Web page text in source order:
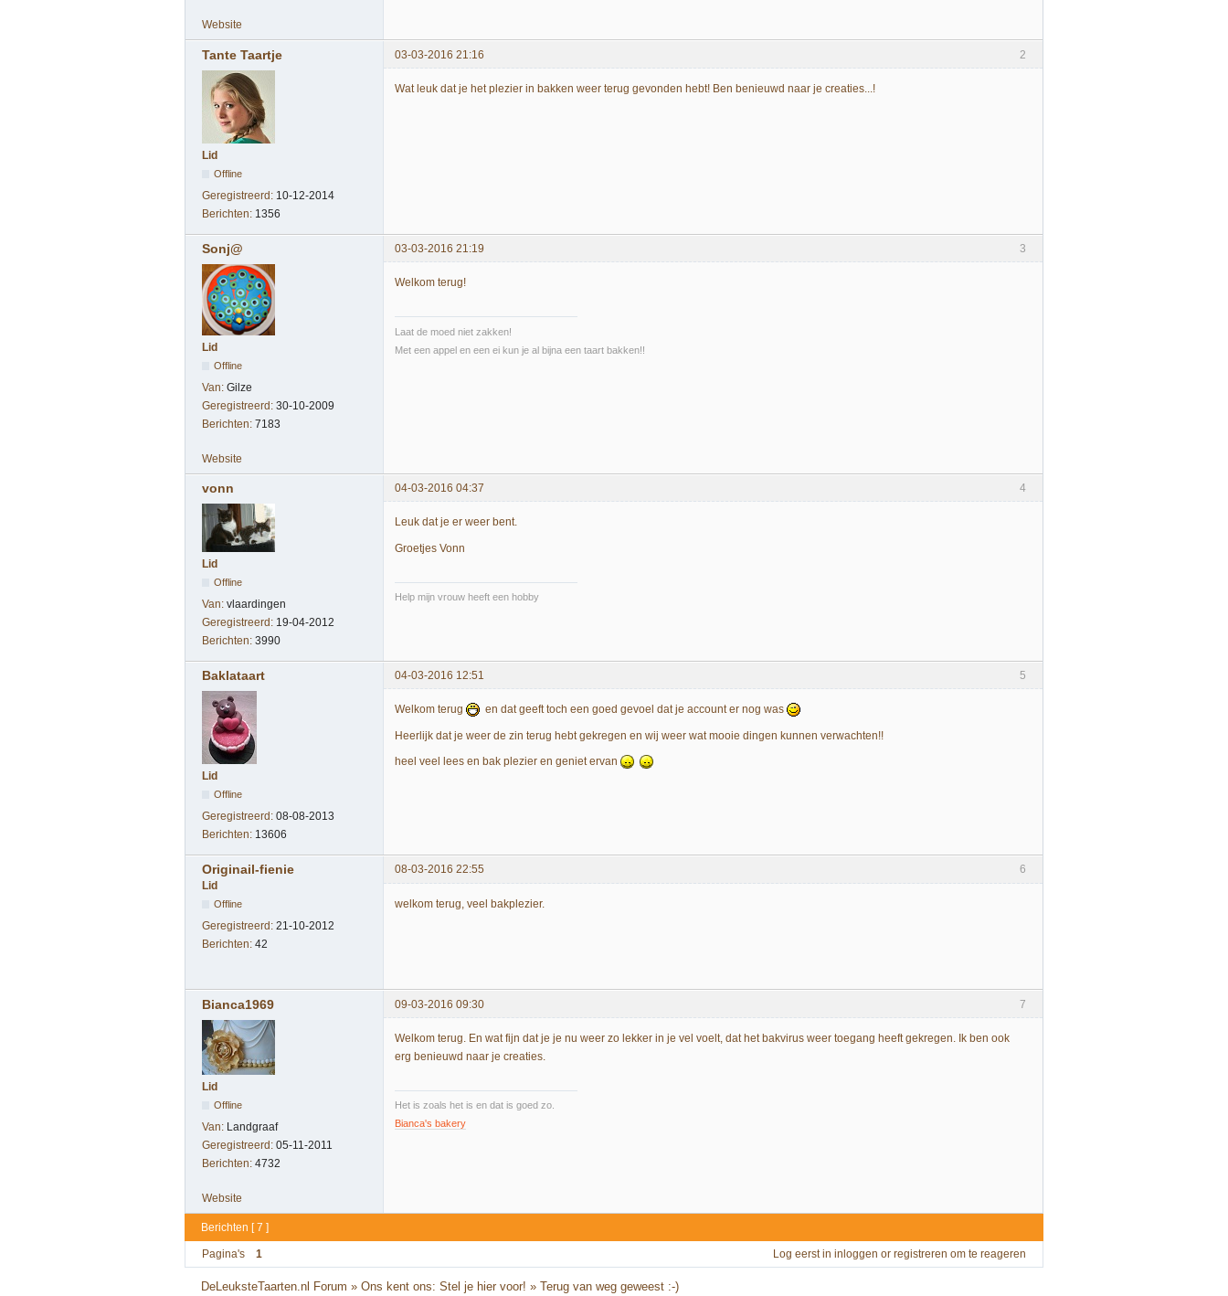
Website
2
Tante Taartje 03-03-2016 21:16
Lid
Offline
Geregistreerd: 10-12-2014
Berichten: 1356
Wat leuk dat je het plezier in bakken weer terug gevonden hebt! Ben benieuwd naar je creaties...!
3
Sonj@ 03-03-2016 21:19
Lid
Offline
Van: Gilze
Geregistreerd: 30-10-2009
Berichten: 7183
Welkom terug!
Laat de moed niet zakken!
Met een appel en een ei kun je al bijna een taart bakken!!
Website
4
vonn 04-03-2016 04:37
Lid
Offline
Van: vlaardingen
Geregistreerd: 19-04-2012
Berichten: 3990
Leuk dat je er weer bent.
Groetjes Vonn
Help mijn vrouw heeft een hobby
5
Baklataart 04-03-2016 12:51
Lid
Offline
Geregistreerd: 08-08-2013
Berichten: 13606
Welkom terug en dat geeft toch een goed gevoel dat je account er nog was
Heerlijk dat je weer de zin terug hebt gekregen en wij weer wat mooie dingen kunnen verwachten!!
heel veel lees en bak plezier en geniet ervan
6
Originail-fienie
08-03-2016 22:55
Lid
Offline
Geregistreerd: 21-10-2012
Berichten: 42
welkom terug, veel bakplezier.
7
Bianca1969 09-03-2016 09:30
Lid
Offline
Van: Landgraaf
Geregistreerd: 05-11-2011
Berichten: 4732
Welkom terug. En wat fijn dat je je nu weer zo lekker in je vel voelt, dat het bakvirus weer toegang heeft gekregen. Ik ben ook
erg benieuwd naar je creaties.
Het is zoals het is en dat is goed zo.
Bianca's bakery
Website
Berichten [ 7 ]
Pagina's 1 Log eerst in inloggen or registreren om te reageren
DeLeuksteTaarten.nl Forum »Ons kent ons: Stel je hier voor! »Terug van weg geweest :-)